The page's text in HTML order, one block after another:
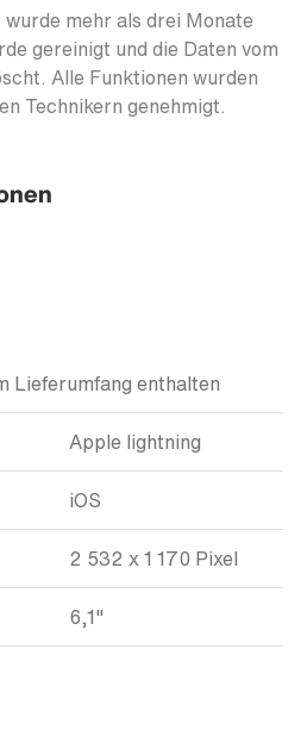
mehr als drei Monate
gereinigt und die Daten vom
Alle Funktionen wurden
Technikern genehmigt.
Lieferumfang enthalten
Apple lightning
iOS
2 532 x 1 170 Pixel
6,1"